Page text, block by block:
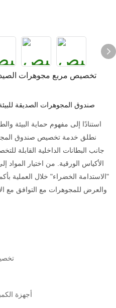
تخصيص مربع مجوهرات الصيد
صندوق المجوهرات الصديقة
استنادًا إلى مفهوم حماية البيئة
نطلق خدمة تخصيص صندوق
جانب البطانات الداخلية القابلة
الأكياس الورقية. من اختيار
"الاستدامة الخضراء" خلال العملية
والعرض للمجوهرات مع التوافق مع
أجهزة